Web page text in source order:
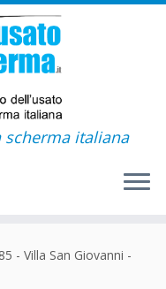
italiana
- Villa San Giovanni -